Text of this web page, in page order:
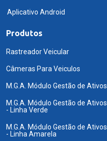
Aplicativo Android
Produtos
Rastreador Veicular
Câmeras Para Veiculos
M.G.A. Módulo Gestão de Ativos
M.G.A. Módulo Gestão de Ativos
- Linha Verde
M.G.A. Módulo Gestão de Ativos
- Linha Amarela